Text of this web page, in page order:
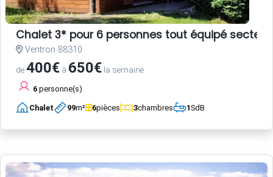
Chalet 3* pour 6 personnes tout équipé
Ventron 88310
de400€ à 650€ la semaine
6 personne(s)
Chalet 99m² 6pièces 3chambres 1SdB